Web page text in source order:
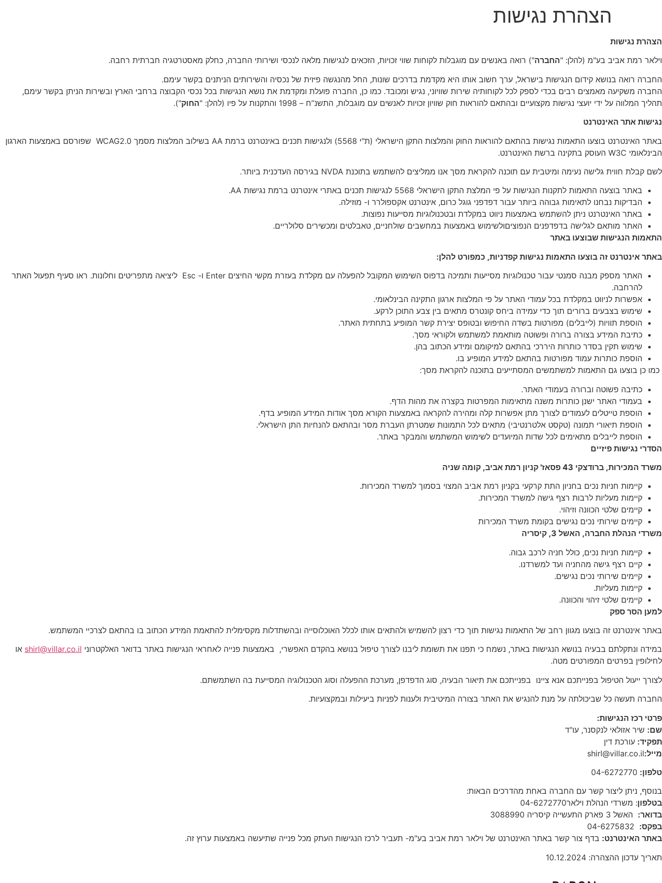
הצהרת נגישות
הצהרת נגישות
וילאר רמת אביב בע"מ (להלן: "החברה") רואה באנשים עם מוגבלות לקוחות שווי זכויות, הזכאים לנגישות מלאה לנכסי ושירותי החברה, כחלק מאסטרטגיה חברתית רחבה.
החברה רואה בנושא קידום הנגישות בישראל, ערך חשוב אותו היא מקדמת בדרכים שונות, החל מהנגשה פיזית של נכסיה והשירותים הניתנים בקשר עימם.
החברה משקיעה מאמצים רבים בכדי לספק לכל לקוחותיה שירות שוויוני, נגיש ומכובד. כמו כן, החברה פועלת ומקדמת את נושא הנגישות בכל נכסי הקבוצה ברחבי הארץ ובשירות הניתן בקשר עימם,
תהליך המלווה על ידי יועצי נגישות מקצועיים ובהתאם להוראות חוק שוויון זכויות לאנשים עם מוגבלות, התשנ”ח – 1998 והתקנות על פיו (להלן: "
החוק").
נגישות אתר האינטרנט
באתר האינטרנט בוצעו התאמות נגישות בהתאם להוראות החוק והמלצות התקן הישראלי (ת"י 5568) ולנגישות תכנים באינטרנט ברמת AA בשילוב המלצות מסמך WCAG2.0 שפורסם באמצעות הארגון
הבינלאומי W3C העוסק בתקינה ברשת האינטרנט.
לשם קבלת חווית גלישה נעימה ומיטבית עם תוכנה להקראת מסך אנו ממליצים להשתמש בתוכנת NVDA בגירסה העדכנית ביותר.
באתר בוצעה התאמות לתקנות הנגישות על פי המלצת התקן הישראלי 5568 לנגישות תכנים באתרי אינטרנט ברמת נגישות AA.
הבדיקות נבחנו לתאימות גבוהה ביותר עבור דפדפני גוגל כרום, אינטרנט אקספולרר ו- מוזילה.
באתר האינטרנט ניתן להשתמש באמצעות ניווט במקלדת ובטכנולוגיות מסייעות נפוצות.
האתר מותאם לגלישה בדפדפנים הנפוציםולשימוש באמצעות במחשבים שולחניים, טאבלטים ומכשירים סלולריים.
התאמות הנגישות שבוצעו באתר
באתר אינטרנט זה בוצעו התאמות נגישות קפדניות, כמפורט להלן:
האתר מספק מבנה סמנטי עבור טכנולוגיות מסייעות ותמיכה בדפוס השימוש המקובל להפעלה עם מקלדת בעזרת מקשי החיצים Enter ו- Esc ליציאה מתפריטים וחלונות. ראו סעיף תפעול האתר
להרחבה.
אפשרות לניווט במקלדת בכל עמודי האתר על פי המלצות ארגון התקינה הבינלאומי.
שימוש בצבעים ברורים תוך כדי עמידה ביחס קונטרס מתאים בין צבע התוכן לרקע.
הוספת תוויות (לייבלים) מפורטות בשדה החיפוש ובטופס יצירת קשר המופיע בתחתית האתר.
כתיבת המידע בצורה ברורה ופשוטה מותאמת למשתמש ולקוראי מסך.
שימוש תקין בסדר כותרות היררכי בהתאם למיקומם ומידע הכתוב בהן.
הוספת כותרות עמוד מפורטות בהתאם למידע המופיע בו.
כמו כן בוצעו גם התאמות למשתמשים המסתייעים בתוכנה להקראת מסך:
כתיבה פשוטה וברורה בעמודי האתר.
בעמודי האתר ישנן כותרות משנה מתאימות המפרטות בקצרה את מהות הדף.
הוספת טייטלים לעמודים לצורך מתן אפשרות קלה ומהירה להקראה באמצעות הקורא מסך אודות המידע המופיע בדף.
הוספת תיאורי תמונה (טקסט אלטרנטיבי) מתאים לכל התמונות שמטרתן העברת מסר ובהתאם להנחיות התן הישראלי.
הוספת לייבלים מתאימים לכל שדות המיועדים לשימוש המשתמש והמבקר באתר.
הסדרי נגישות פיזיים
משרד המכירות, ברודצקי 43 פסאז' קניון רמת אביב, קומה שניה
קיימות חניות נכים בחניון התת קרקעי בקניון רמת אביב המצוי בסמוך למשרד המכירות.
קיימות מעליות לרבות רצף גישה למשרד המכירות.
קיימים שלטי הכוונה וזיהוי.
קיימים שירותי נכים נגישים בקומת משרד המכירות
משרדי הנהלת החברה, האשל 3, קיסריה
קיימות חניות נכים, כולל חניה לרכב גבוה.
קיים רצף גישה מהחניה ועד למשרדנו.
קיימים שירותי נכים נגישים.
קיימות מעליות.
קיימים שלטי זיהוי והכוונה.
למען הסר ספק
באתר אינטרנט זה בוצעו מגוון רחב של התאמות נגישות תוך כדי רצון להשמיש ולהתאים אותו לכלל האוכלוסייה ובהשתדלות מקסימלית להתאמת המידע הכתוב בו בהתאם לצרכיי המשתמש.
במידה ונתקלתם בבעיה בנושא הנגישות באתר, נשמח כי תפנו את תשומת ליבנו לצורך טיפול בנושא בהקדם האפשרי, באמצעות פנייה לאחראי הנגישות באתר בדואר האלקטרוני shirl@villar.co.il או
לחילופין בפרטים המפורטים מטה.
לצורך ייעול הטיפול בפנייתכם אנא ציינו בפנייתכם את תיאור הבעיה, סוג הדפדפן, מערכת ההפעלה וסוג הטכנולוגיה המסייעת בה השתמשתם.
החברה תעשה כל שביכולתה על מנת להנגיש את האתר בצורה המיטיבית ולענות לפניות ביעילות ובמקצועיות.
פרטי רכז הנגישות:
שם: שיר אזולאי לנקסנר, עו"ד
תפקיד: עורכת דין
מייל:
shirl@villar.co.il
טלפון:
בנוסף, ניתן ליצור קשר עם החברה באחת מהדרכים הבאות:
בטלפון: משרדי הנהלת וילאר04-6272770
בדואר: האשל 3 פארק התעשייה קיסריה 3088990
בפקס:
באתר האינטרנט: בדף צור קשר באתר האינטרנט של וילאר רמת אביב בע"מ- תעביר לרכז הנגישות העתק מכל פנייה שתיעשה באמצעות ערוץ זה.
תאריך עדכון ההצהרה: 10.12.2024